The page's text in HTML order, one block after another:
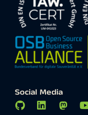
Social Media